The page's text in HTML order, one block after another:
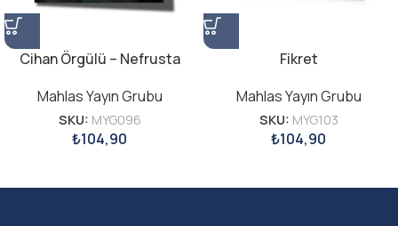
Cihan Örgülü – Nefrusta
Mahlas Yayın Grubu
SKU: MYG096
₺104,90
Fikret
Mahlas Yayın Grubu
SKU: MYG103
₺104,90